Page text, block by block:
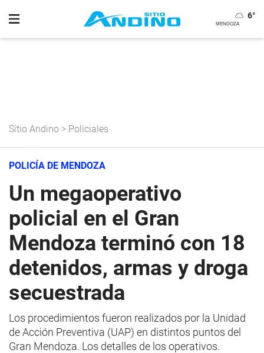
6°
Sitio Andino > Policiales
POLICÍA DE MENDOZA
Un megaoperativo
policial en el Gran
Mendoza terminó con 18
detenidos, armas y droga
secuestrada
Los procedimientos fueron realizados por la Unidad
de Acción Preventiva (UAP) en distintos puntos del
Gran Mendoza. Los detalles de los operativos.